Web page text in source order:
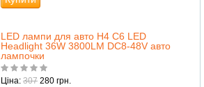
LED лампи для авто H4 C6 LED
Headlight 36W 3800LM DC8-48V авто
лампочки
Ціна: 307 280 грн.